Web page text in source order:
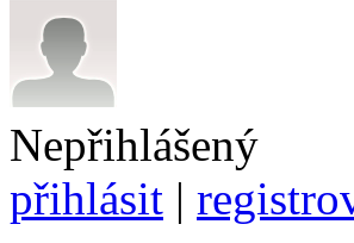
Nepřihlášený
přihlásit |